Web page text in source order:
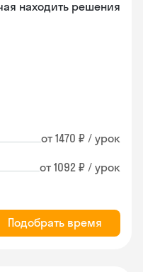
находить решения
от 1470 ₽ / урок
от 1092 ₽ / урок
Подобрать время